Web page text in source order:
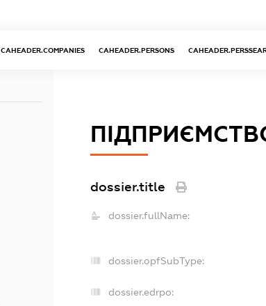
CAHEADER.COMPANIES CAHEADER.PERSONS
dossier.title
dossier.fullName:
dossier.opfSubType:
dossier.edrpo: